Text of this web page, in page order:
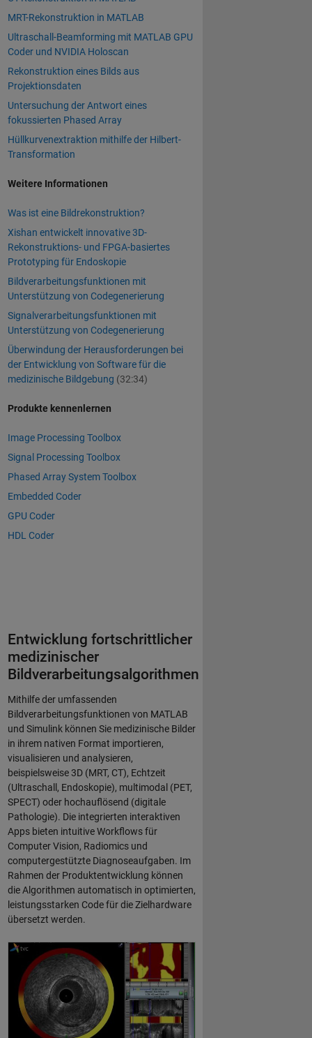
MRT-Rekonstruktion in MATLAB
Ultraschall-Beamforming mit MATLAB GPU
Coder und NVIDIA Holoscan
Rekonstruktion eines Bilds aus
Projektionsdaten
Untersuchung der Antwort eines
fokussierten Phased Array
Hüllkurvenextraktion mithilfe der Hilbert-
Transformation
Weitere Informationen
Was ist eine Bildrekonstruktion?
Xishan entwickelt innovative 3D-
Rekonstruktions- und FPGA-basiertes
Prototyping für Endoskopie
Bildverarbeitungsfunktionen mit
Unterstützung von Codegenerierung
Signalverarbeitungsfunktionen mit
Unterstützung von Codegenerierung
Überwindung der Herausforderungen bei
der Entwicklung von Software für die
medizinische Bildgebung (32:34)
Produkte kennenlernen
Image Processing Toolbox
Signal Processing Toolbox
Phased Array System Toolbox
Embedded Coder
GPU Coder
HDL Coder
Entwicklung fortschrittlicher
medizinischer
Bildverarbeitungsalgorithmen
Mithilfe der umfassenden
Bildverarbeitungsfunktionen von MATLAB
und Simulink können Sie medizinische Bilder
in ihrem nativen Format importieren,
visualisieren und analysieren,
beispielsweise 3D (MRT, CT), Echtzeit
(Ultraschall, Endoskopie), multimodal (PET,
SPECT) oder hochauflösend (digitale
Pathologie). Die integrierten interaktiven
Apps bieten intuitive Workflows für
Computer Vision, Radiomics und
computergestützte Diagnoseaufgaben. Im
Rahmen der Produktentwicklung können
die Algorithmen automatisch in optimierten,
leistungsstarken Code für die Zielhardware
übersetzt werden.